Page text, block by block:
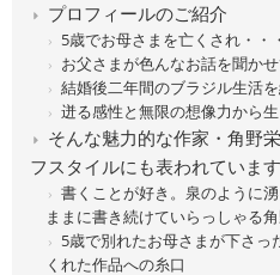
プロフィールのご紹介
5歳でお母さまを亡くされ・・・
お父さまが色んなお話を聞か
結婚後二年間のブラジル生活を
迸る感性と無限の想像力から
そんな魅力的な作家・角野
フスタイルにも表われています
書くことが好き。泉のように
ままに書き続けていらっしゃる
5歳で別れたお母さまが下さ
くれた作品への糸口